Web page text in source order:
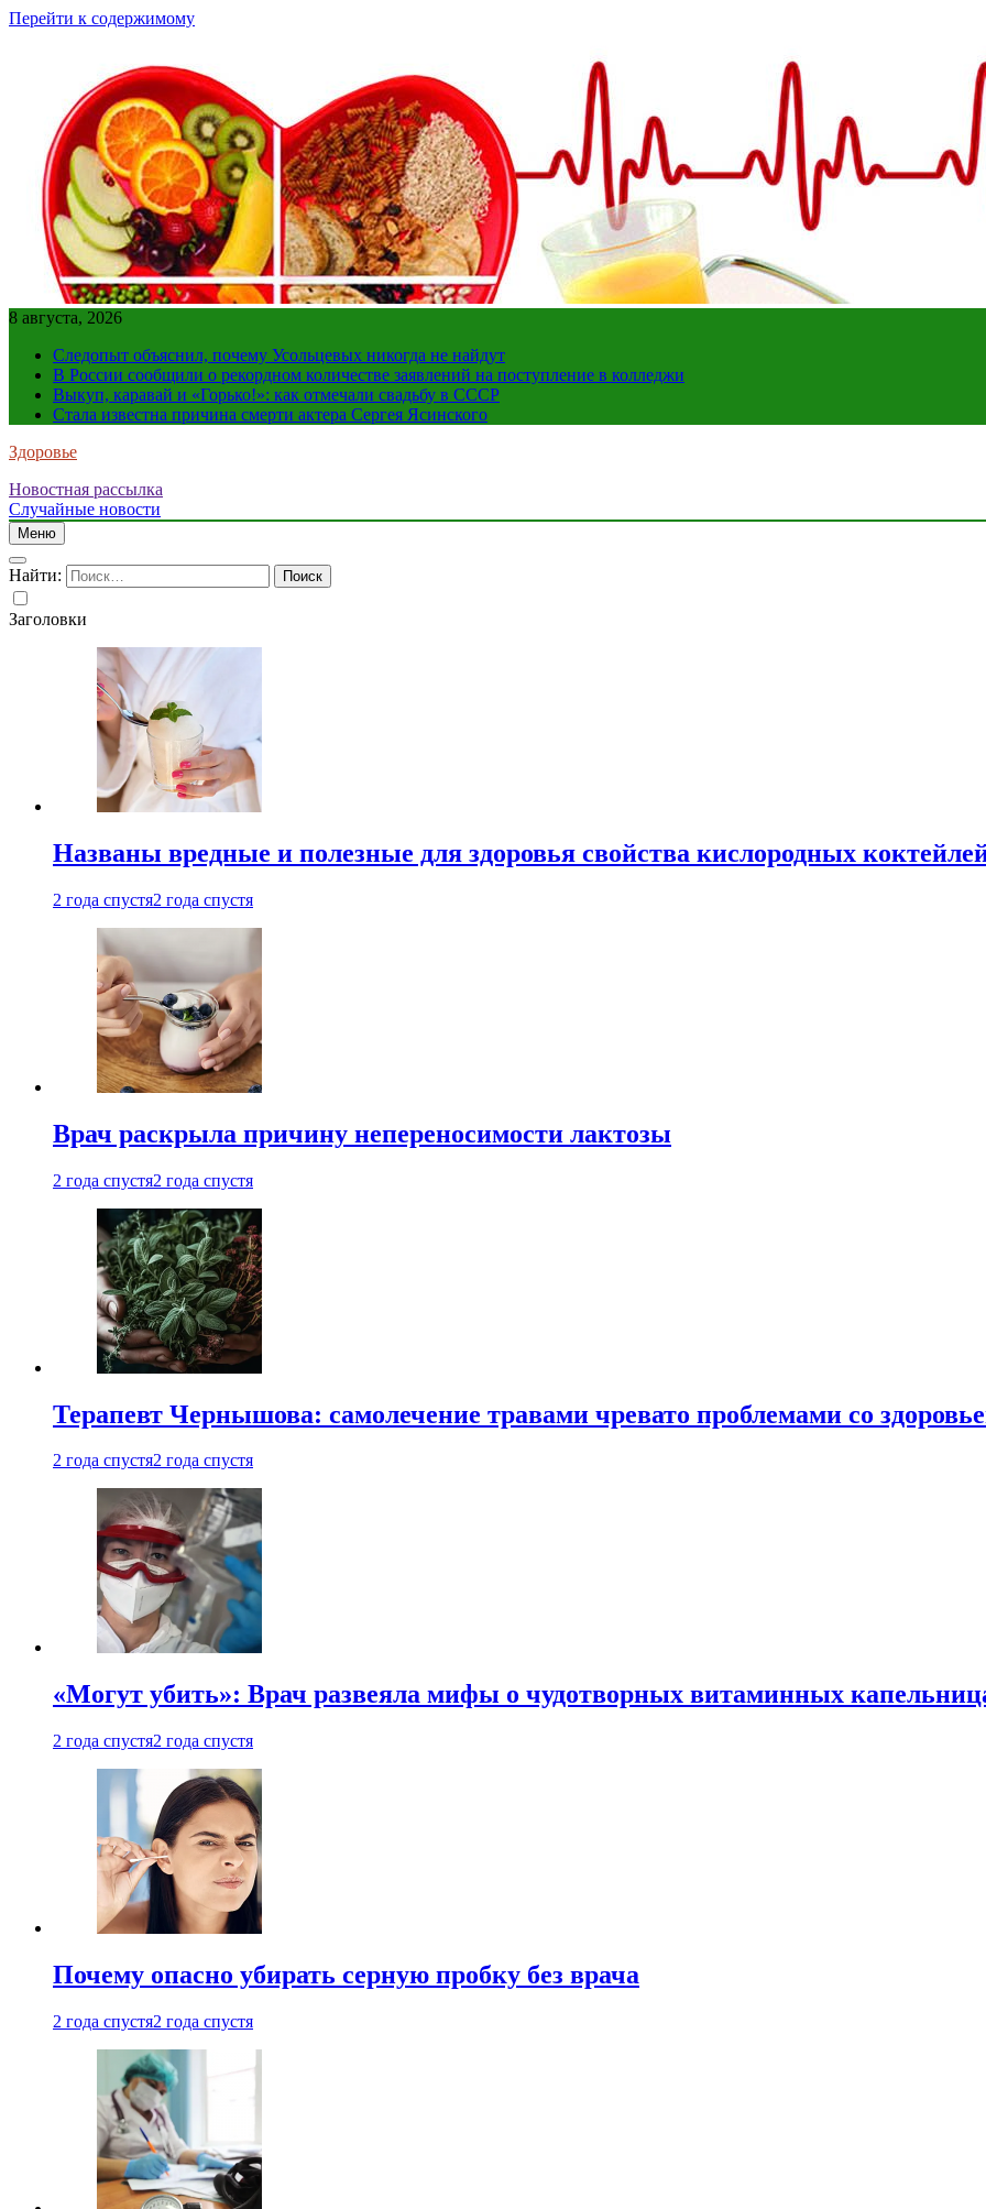
Перейти к содержимому
8 августа, 2026
Следопыт объяснил, почему Усольцевых никогда не найдут
В России сообщили о рекордном количестве заявлений на поступление в колледжи
Выкуп, каравай и «Горько!»: как отмечали свадьбу в СССР
Стала известна причина смерти актера Сергея Ясинского
Здоровье
Новостная рассылка
Случайные новости
Меню
Найти:
Заголовки
Названы вредные и полезные для здоровья свойства кислородных
2 года спустя2 года спустя
Врач раскрыла причину непереносимости лактозы
2 года спустя2 года спустя
Терапевт Чернышова: самолечение травами чревато проблемами со
2 года спустя2 года спустя
«Могут убить»: Врач развеяла мифы о чудотворных витаминных
2 года спустя2 года спустя
Почему опасно убирать серную пробку без врача
2 года спустя2 года спустя